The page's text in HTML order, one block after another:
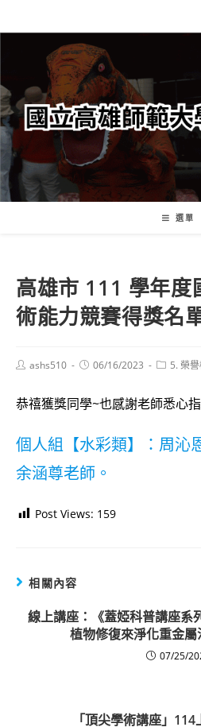
轉
要
內
容
選單
高雄市 111 學年度
術能力競賽得獎名
Postashs510
Post06/16/2023
Post5. 榮
恭禧獲獎同學~也感謝老師悉心
個人組【水彩類】：周沁
余涵尊老師。
Post Views: 159
相關內容
線上講座：《蓋婭科普講座
植物修復來淨化重金屬
07/25/
「頂尖學術講座」